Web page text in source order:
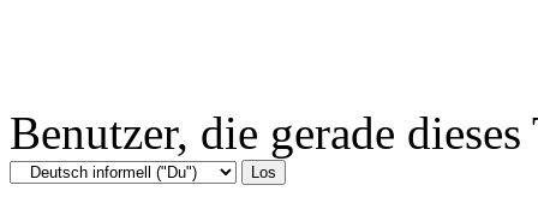
Benutzer, die gerade